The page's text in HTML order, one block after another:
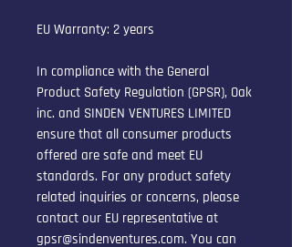
EU Warranty: 2 years
In compliance with the General
Product Safety Regulation (GPSR), Oak
inc. and SINDEN VENTURES LIMITED
ensure that all consumer products
offered are safe and meet EU
standards. For any product safety
related inquiries or concerns, please
gpsr@sindenventures.com. You can